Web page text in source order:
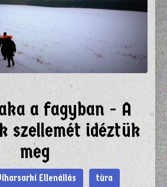
a fagyban - A
szellemét idéztük
meg
Ellenállás túra